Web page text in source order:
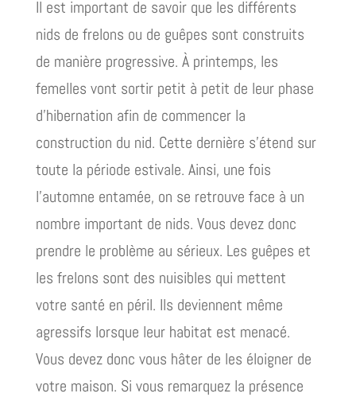
Il est important de savoir que les différents
nids de frelons ou de guêpes sont construits
de manière progressive. À printemps, les
femelles vont sortir petit à petit de leur phase
d’hibernation afin de commencer la
construction du nid. Cette dernière s’étend sur
toute la période estivale. Ainsi, une fois
l’automne entamée, on se retrouve face à un
nombre important de nids. Vous devez donc
prendre le problème au sérieux. Les guêpes et
les frelons sont des nuisibles qui mettent
votre santé en péril. Ils deviennent même
agressifs lorsque leur habitat est menacé.
Vous devez donc vous hâter de les éloigner de
votre maison. Si vous remarquez la présence